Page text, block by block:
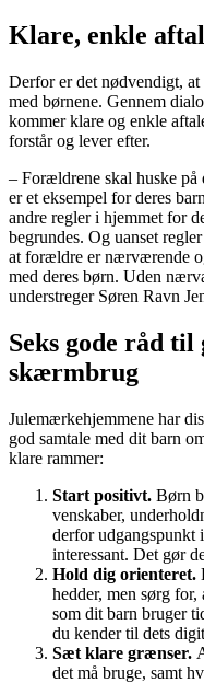
Klare, enkle
Derfor er det nødvendigt,
med børnene. Gennem
kommer klare og enkle
forstår og lever efter.
– Forældrene skal huske på
er et eksempel for deres
andre regler i hjemmet for
begrundes. Og uanset
at forældre er nærværende
med deres børn. Uden
understreger Søren Ravn
Seks gode råd til
skærmbrug
Julemærkehjemmene har
god samtale med dit barn
klare rammer:
Start positivt. Børn
venskaber,
derfor udgangspunkt
interessant. Det gør
Hold dig orienteret.
hedder, men sørg
som dit barn bruger
du kender til dets
Sæt klare grænser.
det må bruge, samt